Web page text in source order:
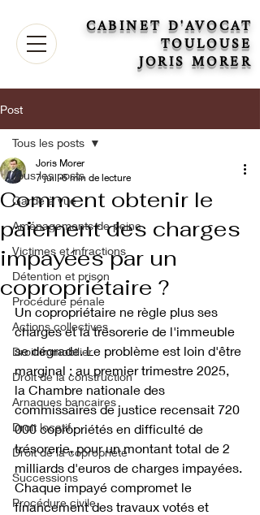
CABINET D'AVOCAT
TOULOUSE
JORIS MORER
Post
Tous les posts
Garde à vue
Aménagements de peine
Victimes et infractions
Détention et prison
Procédure pénale
Actions collectives
Droit immobilier
Droit de la construction
Arnaques bancaires
Droit locatif
Droit de la copropriété
Successions
Procédure civile
Tous les posts
Comment obtenir le
paiement des charges
impayées par un
copropriétaire ?
Joris Morer
7 juil. 6 min de lecture
Un copropriétaire ne règle plus ses
charges et la trésorerie de l'immeuble
se dégrade. Le problème est loin d'être
marginal : au premier trimestre 2025,
la Chambre nationale des
commissaires de justice recensait 720
000 copropriétés en difficulté de
trésorerie, pour un montant total de 2
milliards d'euros de charges impayées.
Chaque impayé compromet le
financement des travaux votés et